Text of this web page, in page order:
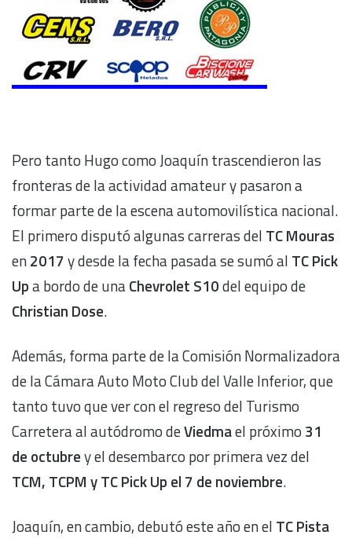
Pero tanto Hugo como Joaquín trascendieron las
fronteras de la actividad amateur y pasaron a
formar parte de la escena automovilística nacional.
El primero disputó algunas carreras del TC Mouras
en2017 y desde la fecha pasada se sumó al TC Pick
Upa bordo de unaChevrolet S10del equipo de
Christian Dose.
Además, forma parte de la Comisión Normalizadora
de la Cámara Auto Moto Club del Valle Inferior, que
tanto tuvo que ver con el regreso del Turismo
Carretera al autódromo deViedmael próximo 31
de octubrey el desembarco por primera vez del
TCM, TCPM y TC Pick Up el 7 de noviembre.
Joaquín, en cambio, debutó este año en el TC Pista